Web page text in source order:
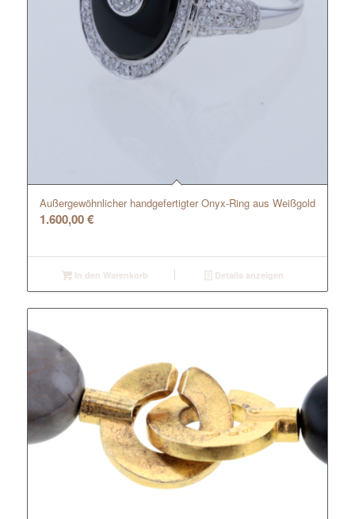
Außergewöhnlicher handgefertigter Onyx-Ring aus Weißgold
1.600,00€
In den Warenkorb Details anzeigen